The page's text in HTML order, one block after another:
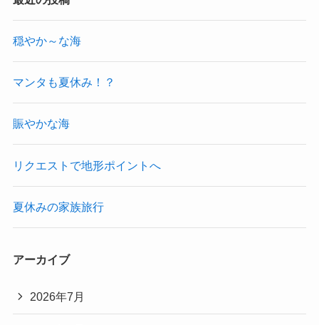
穏やか～な海
マンタも夏休み！？
賑やかな海
リクエストで地形ポイントへ
夏休みの家族旅行
アーカイブ
2026年7月